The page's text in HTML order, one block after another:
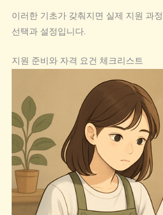
이러한 기초가 갖춰지면 실제 지원 과
선택과 설정입니다.
지원 준비와 자격 요건 체크리스트